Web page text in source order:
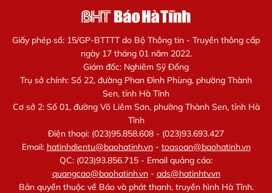
Giấy phép số: 15/GP-BTTTT do Bộ Thông tin - Truyền thông cấp
ngày 17 tháng 01 năm 2022.
Giám đốc: Nghiêm Sỹ Đống
Trụ sở chính: Số 22, đường Phan Đình Phùng, phường Thành
Sen, tỉnh Hà Tĩnh
Cơ sở 2: Số 01, đường Võ Liêm Sơn, phường Thành Sen, tỉnh Hà
Tĩnh
Điện thoại: (023)95.858.608 - (023)93.693.427
Email: hatinhdientu@baohatinh.vn- toasoan@baohatinh.vn
QC: (023)93.856.715 - Email quảng cáo:
quangcao@baohatinh.vn- ads@hatinhtv.vn
Bản quyền thuộc về Báo và phát thanh, truyền hình Hà Tĩnh.